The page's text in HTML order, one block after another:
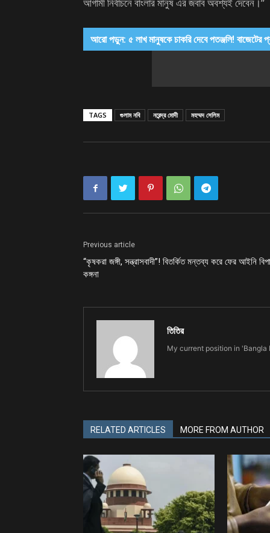
আরো পড়ুন: ৫ লাখ মানুষকে চাকরি দেবে পতঞ্জলি! বাজেটের
TAGS গুলাম নবি নরেন্দ্র মোদী মহম্মদ সেলিম
Previous article
“কৃষকরা জঙ্গী, সন্ত্রাসবাদী”! বিতর্কিত মন্তব্য করে ফের আইনি
কঙ্গনা
তিতির
My current position in
RELATED ARTICLES MORE FROM AUTHOR